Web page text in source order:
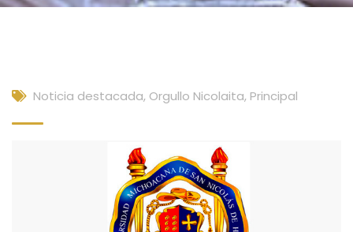
Noticia destacada, Orgullo Nicolaita, Principal